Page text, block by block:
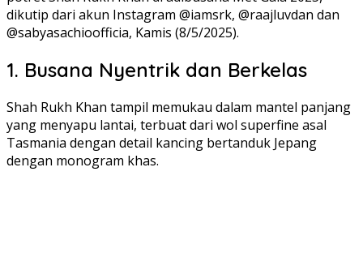
dikutip dari akun Instagram @iamsrk, @raajluvdan dan
@sabyasachioofficia, Kamis (8/5/2025).
1. Busana Nyentrik dan Berkelas
Shah Rukh Khan tampil memukau dalam mantel panjang
yang menyapu lantai, terbuat dari wol superfine asal
Tasmania dengan detail kancing bertanduk Jepang
dengan monogram khas.